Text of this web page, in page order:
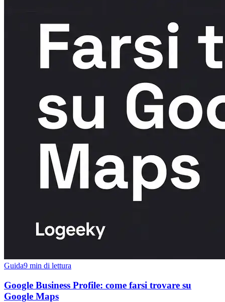
Guida9 min di lettura
Google Business Profile: come farsi trovare su
Google Maps